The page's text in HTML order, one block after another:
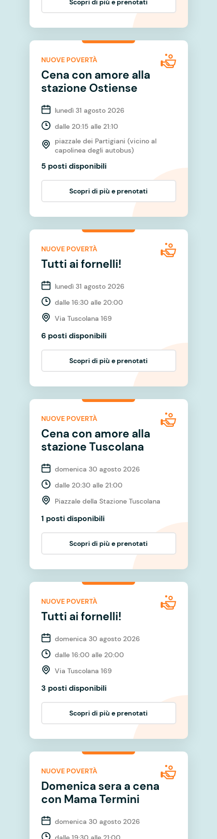
Scopri di più e prenotati
NUOVE POVERTÀ
Cena con amore alla
stazione Ostiense
lunedì 31 agosto 2026
dalle 20:15 alle 21:10
piazzale dei Partigiani (vicino al
capolinea degli autobus)
5 posti disponibili
Scopri di più e prenotati
NUOVE POVERTÀ
Tutti ai fornelli!
lunedì 31 agosto 2026
dalle 16:30 alle 20:00
Via Tuscolana 169
6 posti disponibili
Scopri di più e prenotati
NUOVE POVERTÀ
Cena con amore alla
stazione Tuscolana
domenica 30 agosto 2026
dalle 20:30 alle 21:00
Piazzale della Stazione Tuscolana
1 posti disponibili
Scopri di più e prenotati
NUOVE POVERTÀ
Tutti ai fornelli!
domenica 30 agosto 2026
dalle 16:00 alle 20:00
Via Tuscolana 169
3 posti disponibili
Scopri di più e prenotati
NUOVE POVERTÀ
Domenica sera a cena
con Mama Termini
domenica 30 agosto 2026